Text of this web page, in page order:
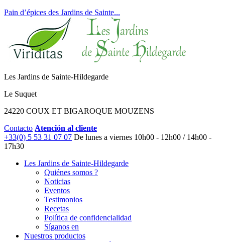
Pain d’épices des Jardins de Sainte...
Les Jardins de Sainte-Hildegarde
Le Suquet
24220 COUX ET BIGAROQUE MOUZENS
Contacto Atención al cliente
+33(0) 5 53 31 07 07 De lunes a viernes 10h00 - 12h00 / 14h00 -
17h30
Les Jardins de Sainte-Hildegarde
Quiénes somos ?
Noticias
Eventos
Testimonios
Recetas
Política de confidencialidad
Síganos en
Nuestros productos